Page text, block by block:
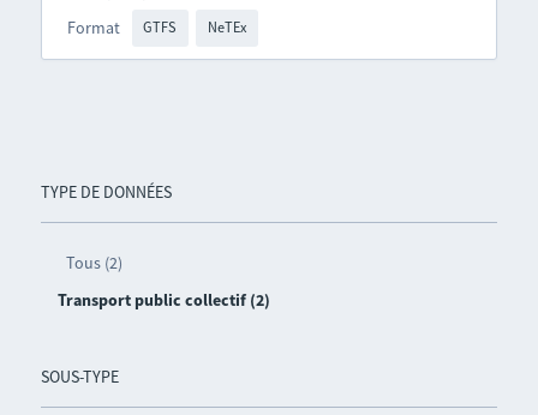
TYPE DE DONNÉES
Tous (2)
Transport public collectif (2)
SOUS-TYPE
Format GTFS NeTEx